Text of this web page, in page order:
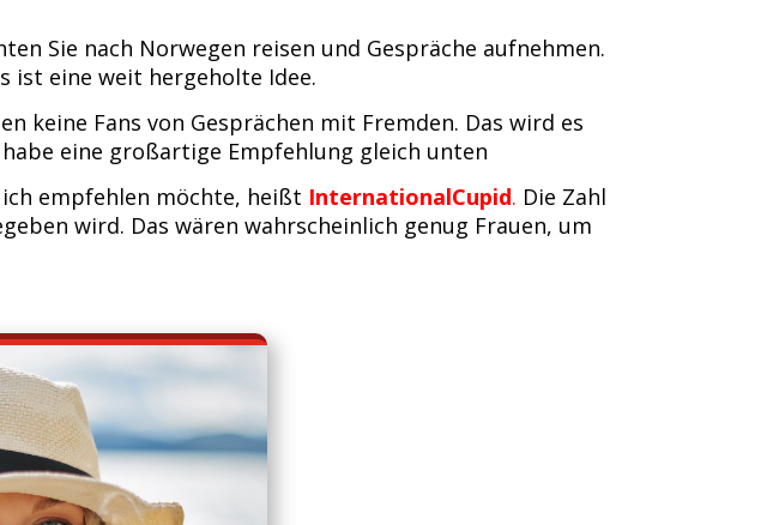
Sie nach Norwegen reisen und Gespräche aufnehmen.
ist eine weit hergeholte Idee.
keine Fans von Gesprächen mit Fremden. Das wird es
eine großartige Empfehlung gleich unten
empfehlen möchte, heißt InternationalCupid. Die Zahl
wird. Das wären wahrscheinlich genug Frauen, um